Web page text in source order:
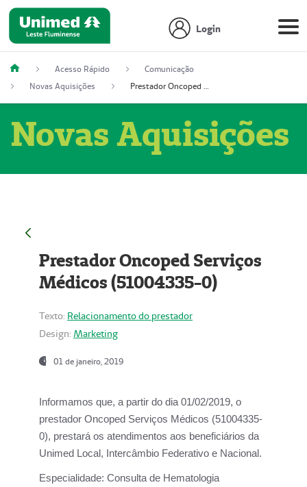
Login
Acesso Rápido
Comunicação
Novas Aquisições
Prestador Oncoped Serviços Médicos (51004335-0)
Novas Aquisições
Prestador Oncoped Serviços
Médicos (51004335-0)
Texto: Relacionamento do prestador
Design: Marketing
01 de janeiro, 2019
Informamos que, a partir do dia 01/02/2019, o
prestador Oncoped Serviços Médicos (51004335-
0), prestará os atendimentos aos beneficiários da
Unimed Local, Intercâmbio Federativo e Nacional.
Especialidade: Consulta de Hematologia